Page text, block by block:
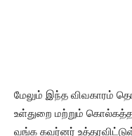
மேலும் இந்த விவகாரம்
உள்துறை மற்றும்
வங்க கவர்னர்